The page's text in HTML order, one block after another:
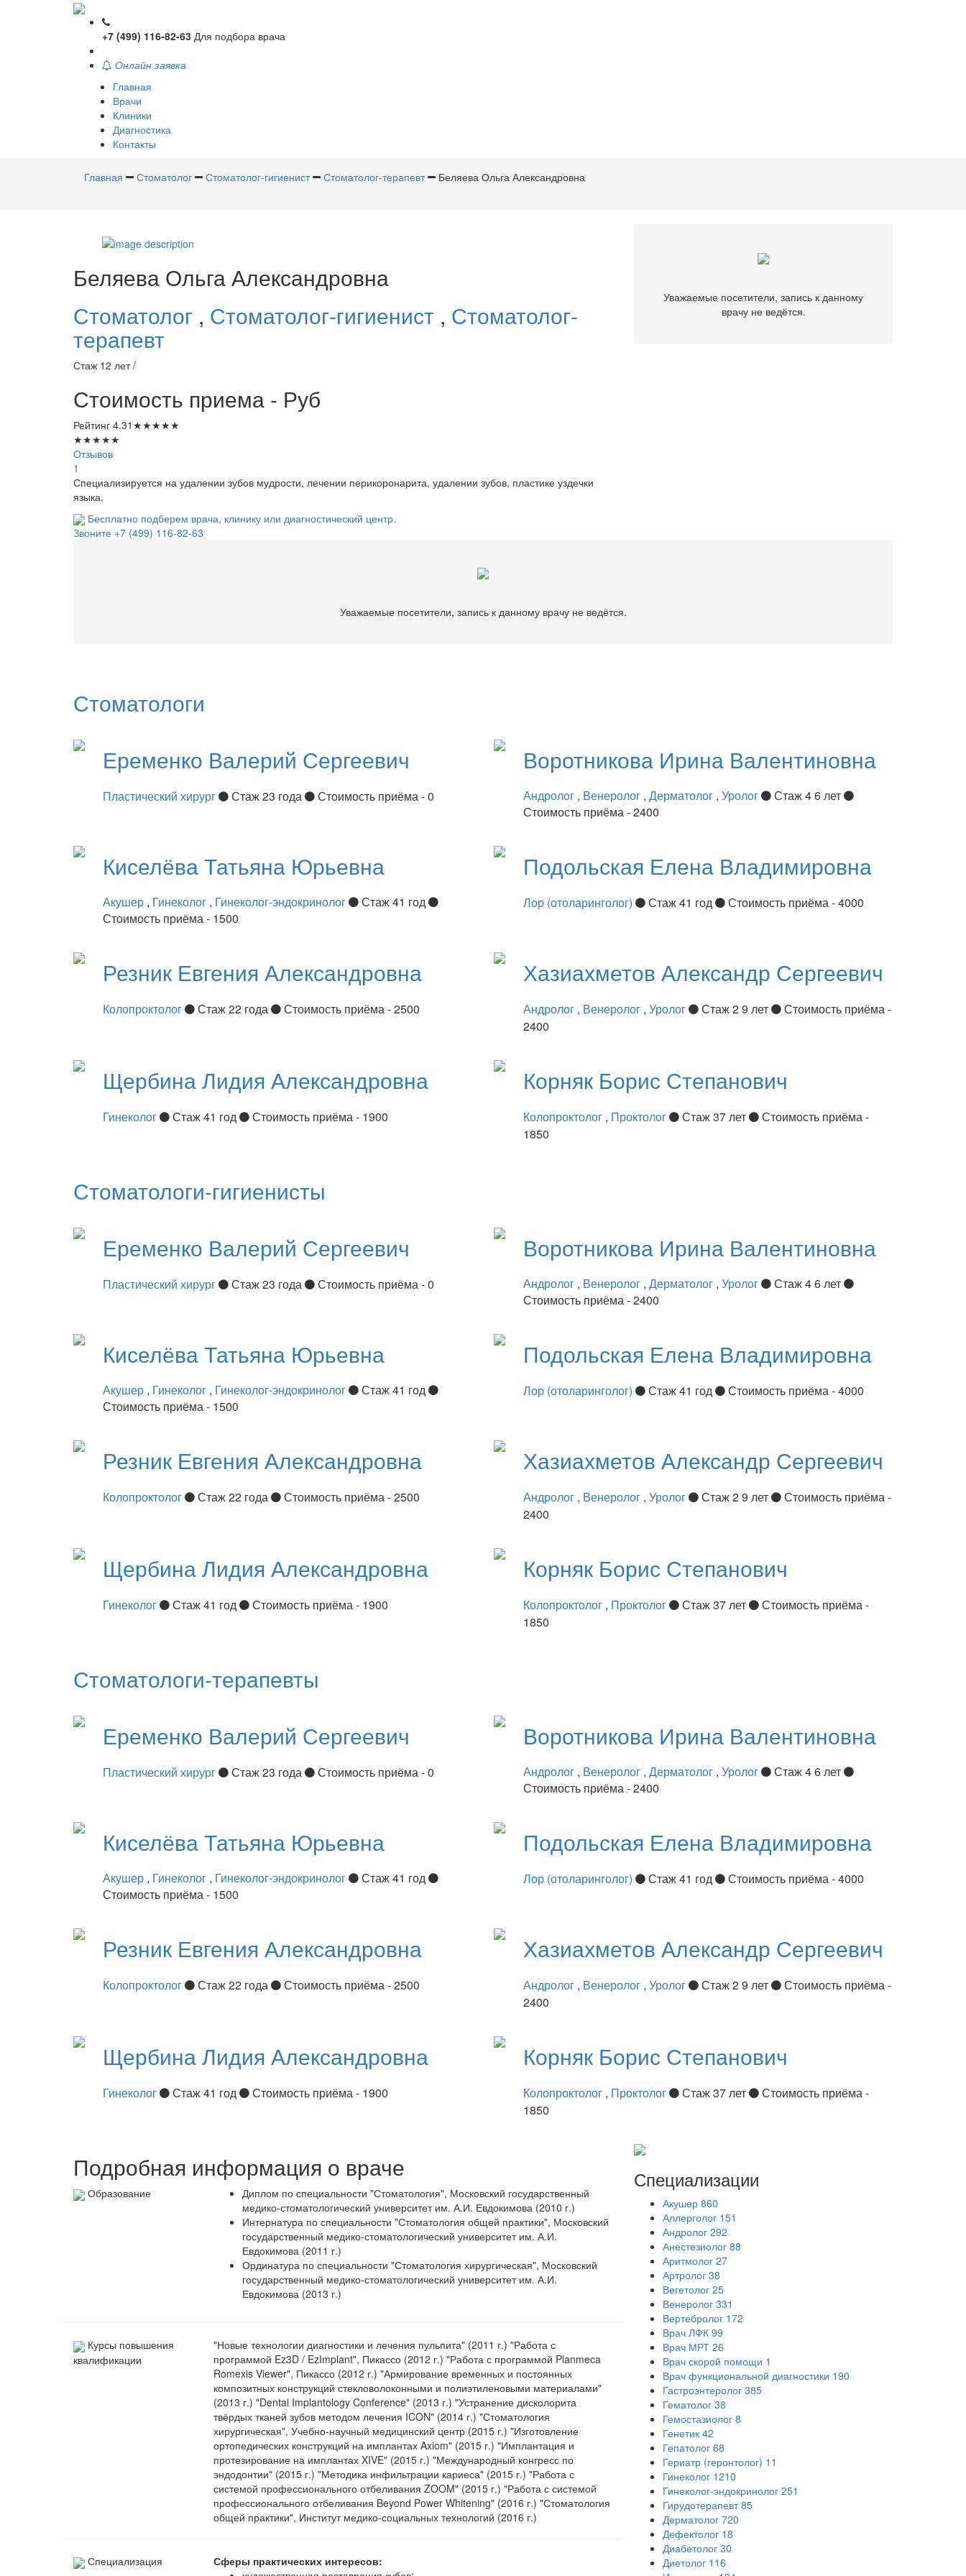
+7 (499) 116-82-63 Для подбора врача
Онлайн заявка
Главная
Врачи
Клиники
Диагностика
Контакты
Главная Стоматолог Стоматолог-гигиенист Стоматолог-терапевт Беляева Ольга Александровна
Беляева Ольга Александровна
Стоматолог , Стоматолог-гигиенист , Стоматолог-
терапевт
Стаж 12 лет /
Стоимость приема - Руб
Рейтинг 4.31 ★★★★★
★★★★★
Отзывов
1
Специализируется на удалении зубов мудрости, лечении перикоронарита, удалении зубов, пластике уздечки
языка.
Бесплатно подберем врача, клинику или диагностический центр.
Звоните +7 (499) 116-82-63
Уважаемые посетители, запись к данному
врачу не ведётся.
Уважаемые посетители, запись к данному врачу не ведётся.
Стоматологи
Еременко Валерий Сергеевич
Пластический хирург Стаж 23 года Стоимость приёма - 0
Воротникова Ирина Валентиновна
Андролог , Венеролог , Дерматолог , Уролог
Стаж 4 6 лет
Стоимость приёма - 2400
КиселёваТатьяна Юрьевна
Акушер , Гинеколог , Гинеколог-эндокринолог
Стаж 41 год
Стоимость приёма - 1500
Подольская Елена Владимировна
Лор (отоларинголог) Стаж 41 год Стоимость приёма - 4000
Резник Евгения Александровна
Колопроктолог Стаж 22 года Стоимость приёма - 2500
Хазиахметов Александр Сергеевич
Андролог , Венеролог , Уролог Стаж 2 9 лет
Стоимость приёма -
2400
ЩербинаЛидия Александровна
Гинеколог Стаж 41 год Стоимость приёма - 1900
Корняк Борис Степанович
Колопроктолог , Проктолог Стаж 37 лет
Стоимость приёма -
1850
Стоматологи-гигиенисты
Еременко Валерий Сергеевич
Пластический хирург Стаж 23 года Стоимость приёма - 0
Воротникова Ирина Валентиновна
Андролог , Венеролог , Дерматолог , Уролог
Стаж 4 6 лет
Стоимость приёма - 2400
КиселёваТатьяна Юрьевна
Акушер , Гинеколог , Гинеколог-эндокринолог
Стаж 41 год
Стоимость приёма - 1500
Подольская Елена Владимировна
Лор (отоларинголог) Стаж 41 год Стоимость приёма - 4000
Резник Евгения Александровна
Колопроктолог Стаж 22 года Стоимость приёма - 2500
Хазиахметов Александр Сергеевич
Андролог , Венеролог , Уролог Стаж 2 9 лет
Стоимость приёма -
2400
ЩербинаЛидия Александровна
Гинеколог Стаж 41 год Стоимость приёма - 1900
Корняк Борис Степанович
Колопроктолог , Проктолог Стаж 37 лет
Стоимость приёма -
1850
Стоматологи-терапевты
Еременко Валерий Сергеевич
Пластический хирург Стаж 23 года Стоимость приёма - 0
Воротникова Ирина Валентиновна
Андролог , Венеролог , Дерматолог , Уролог
Стаж 4 6 лет
Стоимость приёма - 2400
КиселёваТатьяна Юрьевна
Акушер , Гинеколог , Гинеколог-эндокринолог
Стаж 41 год
Стоимость приёма - 1500
Подольская Елена Владимировна
Лор (отоларинголог) Стаж 41 год Стоимость приёма - 4000
Резник Евгения Александровна
Колопроктолог Стаж 22 года Стоимость приёма - 2500
Хазиахметов Александр Сергеевич
Андролог , Венеролог , Уролог Стаж 2 9 лет
Стоимость приёма -
2400
ЩербинаЛидия Александровна
Гинеколог Стаж 41 год Стоимость приёма - 1900
Корняк Борис Степанович
Колопроктолог , Проктолог Стаж 37 лет
Стоимость приёма -
1850
Подробная информация о враче
Образование
Диплом по специальности "Стоматология", Московский государственный
медико-стоматологический университет им. А.И. Евдокимова (2010 г.)
Интернатура по специальности "Стоматология общей практики", Московский
государственный медико-стоматологический университет им. А.И.
Евдокимова (2011 г.)
Ординатура по специальности "Стоматология хирургическая", Московский
государственный медико-стоматологический университет им. А.И.
Евдокимова (2013 г.)
Курсы повышения
квалификации
"Новые технологии диагностики и лечения пульпита" (2011 г.) "Работа с
программой Ez3D / EzImplant", Пикассо (2012 г.) "Работа с программой Planmeca
Romexis Viewer", Пикассо (2012 г.) "Армирование временных и постоянных
композитных конструкций стекловолоконными и полиэтиленовыми материалами"
(2013 г.) "Dental Implantology Conference" (2013 г.) "Устранение дисколорита
твёрдых тканей зубов методом лечения ICON" (2014 г.) "Стоматология
хирургическая", Учебно-научный медицинский центр (2015 г.) "Изготовление
ортопедических конструкций на имплантах Axiom" (2015 г.) "Имплантация и
протезирование на имплантах XIVE" (2015 г.) "Международный конгресс по
эндодонтии" (2015 г.) "Методика инфильтрации кариеса" (2015 г.) "Работа с
системой профессионального отбеливания ZOOM" (2015 г.) "Работа с системой
профессионального отбеливания Beyond Power Whitening" (2016 г.) "Стоматология
общей практики", Институт медико-социальных технологий (2016 г.)
Специализация
Сферы практических интересов:
Специализации
Акушер 860
Аллерголог 151
Андролог 292
Анестезиолог 88
Аритмолог 27
Артролог 38
Вегетолог 25
Венеролог 331
Вертебролог 172
Врач ЛФК 99
Врач МРТ 26
Врач скорой помощи 1
Врач функциональной диагностики 190
Гастроэнтеролог 385
Гематолог 38
Гемостазиолог 8
Генетик 42
Гепатолог 68
Гериатр (геронтолог) 11
Гинеколог 1210
Гинеколог-эндокринолог 251
Гирудотерапевт 85
Дерматолог 720
Дефектолог 18
Диабетолог 30
Диетолог 116